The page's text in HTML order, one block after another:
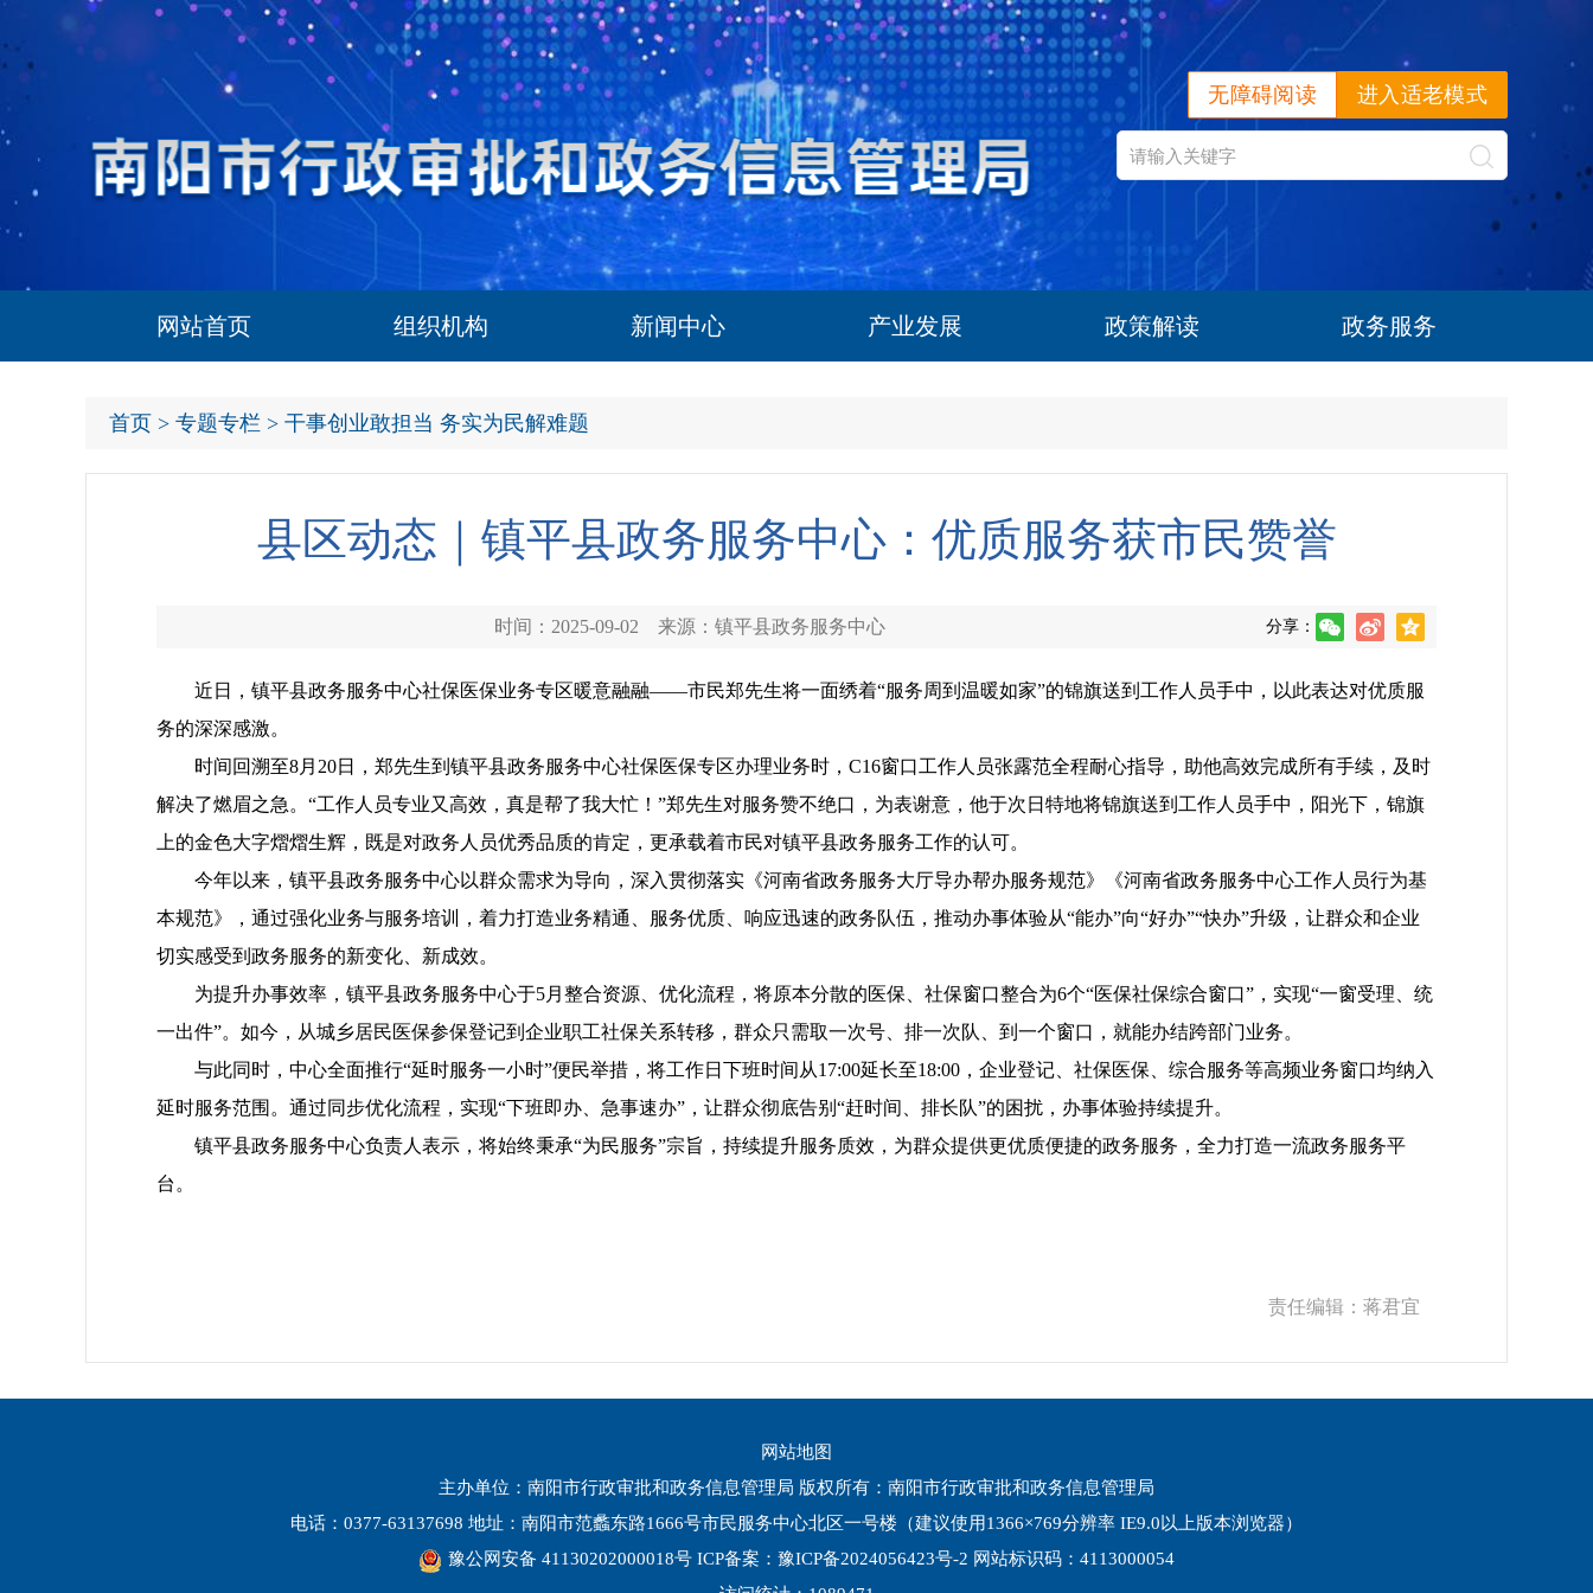
进入适老模式
无障碍阅读
网站首页 组织机构 新闻中心 产业发展 政策解读 政务服务
首页 > 专题专栏 > 干事创业敢担当 务实为民解难题
县区动态｜镇平县政务服务中心：优质服务获市民赞誉
时间：2025-09-02 来源：镇平县政务服务中心 分享：
近日，镇平县政务服务中心社保医保业务专区暖意融融——市民郑先生将一面绣着“服务周到温暖如家”的锦旗送到工作人员手中，以此表达对优质服
务的深深感激。
时间回溯至8月20日，郑先生到镇平县政务服务中心社保医保专区办理业务时，C16窗口工作人员张露范全程耐心指导，助他高效完成所有手续，及时
解决了燃眉之急。“工作人员专业又高效，真是帮了我大忙！”郑先生对服务赞不绝口，为表谢意，他于次日特地将锦旗送到工作人员手中，阳光下，锦旗
上的金色大字熠熠生辉，既是对政务人员优秀品质的肯定，更承载着市民对镇平县政务服务工作的认可。
今年以来，镇平县政务服务中心以群众需求为导向，深入贯彻落实《河南省政务服务大厅导办帮办服务规范》《河南省政务服务中心工作人员行为基
本规范》，通过强化业务与服务培训，着力打造业务精通、服务优质、响应迅速的政务队伍，推动办事体验从“能办”向“好办”“快办”升级，让群众和企业
切实感受到政务服务的新变化、新成效。
为提升办事效率，镇平县政务服务中心于5月整合资源、优化流程，将原本分散的医保、社保窗口整合为6个“医保社保综合窗口”，实现“一窗受理、统
一出件”。如今，从城乡居民医保参保登记到企业职工社保关系转移，群众只需取一次号、排一次队、到一个窗口，就能办结跨部门业务。
与此同时，中心全面推行“延时服务一小时”便民举措，将工作日下班时间从17:00延长至18:00，企业登记、社保医保、综合服务等高频业务窗口均纳入
延时服务范围。通过同步优化流程，实现“下班即办、急事速办”，让群众彻底告别“赶时间、排长队”的困扰，办事体验持续提升。
镇平县政务服务中心负责人表示，将始终秉承“为民服务”宗旨，持续提升服务质效，为群众提供更优质便捷的政务服务，全力打造一流政务服务平
台。
责任编辑： 蒋君宜
网站地图
主办单位：南阳市行政审批和政务信息管理局 版权所有：南阳市行政审批和政务信息管理局
电话：0377-63137698 地址：南阳市范蠡东路1666号市民服务中心北区一号楼（建议使用1366×769分辨率 IE9.0以上版本浏览器）
豫公网安备 41130202000018号 ICP备案：豫ICP备2024056423号-2 网站标识码：4113000054